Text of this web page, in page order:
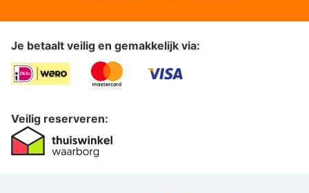
Je betaalt veilig en gemakkelijk via:
Veilig reserveren: